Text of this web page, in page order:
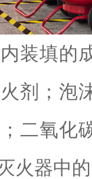
装填的
剂；泡
二氧化
火器中